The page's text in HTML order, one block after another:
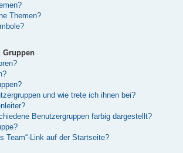
Themen?
Gruppen
und wie trete ich ihnen bei?
Benutzergruppen farbig dargestellt?
Team“-Link auf der Startseite?